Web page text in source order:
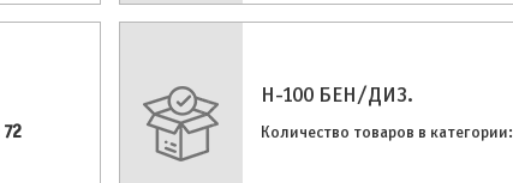
72
H-100 БЕН/ДИЗ.
Количество товаров в категории: